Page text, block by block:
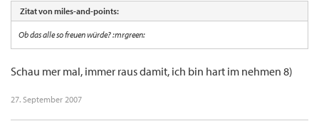
Zitat von miles-and-points:
Ob das alle so freuen würde? :mrgreen:
Schau mer mal, immer raus damit, ich bin hart im nehmen 8)
27. September 2007